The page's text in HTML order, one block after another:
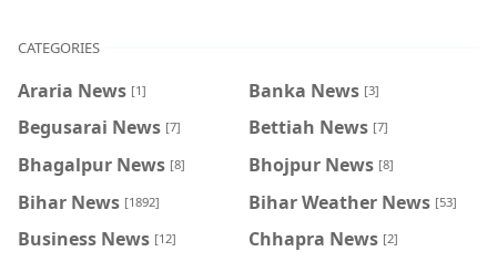
CATEGORIES
Araria News [1] Banka News [3]
Begusarai News [7] Bettiah News [7]
Bhagalpur News [8] Bhojpur News [8]
Bihar News [1892] Bihar Weather News [53]
Business News [12] Chhapra News [2]